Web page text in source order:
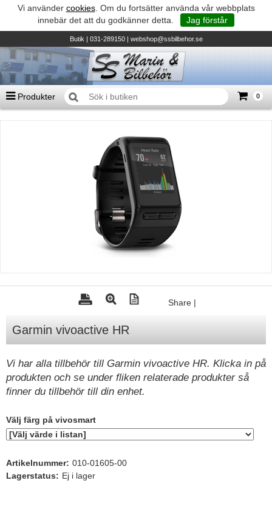
Vi använder cookies. Om du fortsätter använda vår webbplats
innebär det att du godkänner detta.
Jag förstår
Butik| 031-289150 | webshop@ssbilbehor.se
Produkter 0
TILL KASSAN
Biltillbehör och reservdelar - BDS
Suzumar - Gummibåtar
HonWave - Gummibåtar
TK Trailer
Yanmar Servicedelar
Yamaha Servicedelar
Mercury Servicedelar
Garmin
Humminbird
Share |
Garmin vivoactive HR
Vi har alla tillbehör till Garmin vivoactive HR. Klicka in på
produkten och se under fliken relaterade produkter så
finner du tillbehör till din enhet.
Välj färg på vivosmart
Artikelnummer: 010-01605-00
Lagerstatus: Ej i lager